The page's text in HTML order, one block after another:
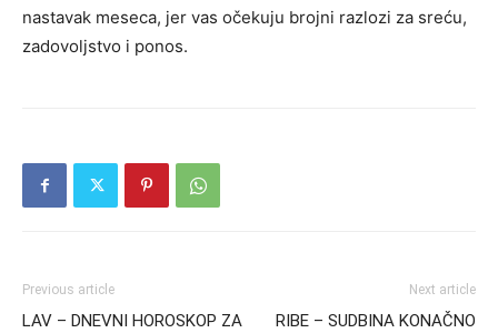
nastavak meseca, jer vas očekuju brojni razlozi za sreću,
zadovoljstvo i ponos.
Previous article
LAV – DNEVNI HOROSKOP ZA
Next article
RIBE – SUDBINA KONAČNO